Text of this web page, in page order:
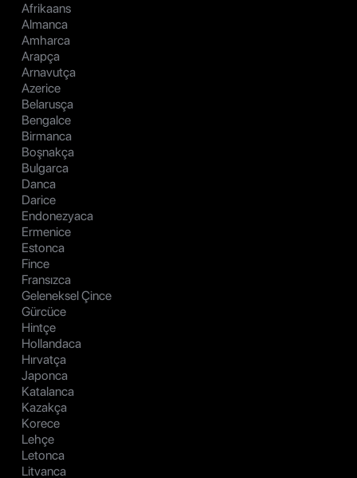
Afrikaans
Almanca
Amharca
Arapça
Arnavutça
Azerice
Belarusça
Bengalce
Birmanca
Boşnakça
Bulgarca
Danca
Darice
Endonezyaca
Ermenice
Estonca
Fince
Fransızca
Geleneksel Çince
Gürcüce
Hintçe
Hollandaca
Hırvatça
Japonca
Katalanca
Kazakça
Korece
Lehçe
Letonca
Litvanca